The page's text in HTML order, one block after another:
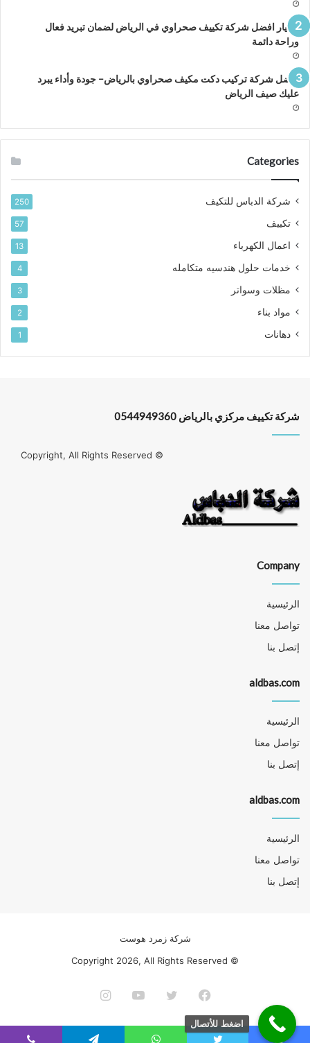
اختيار افضل شركة تكييف صحراوي في الرياض لضمان تبريد فعال
وراحة دائمة
افضل شركة تركيب دكت مكيف صحراوي بالرياض– جودة وأداء يبرد
عليك صيف الرياض
Categories
شركة الدباس للتكيف 250
تكييف 57
اعمال الكهرباء 13
خدمات حلول هندسيه متكامله 4
مظلات وسواتر 3
مواد بناء 2
دهانات 1
شركة تكييف مركزي بالرياض 0544949360
© Copyright, All Rights Reserved
Company
الرئيسية
تواصل معنا
إتصل بنا
aldbas.com
الرئيسية
تواصل معنا
إتصل بنا
aldbas.com
الرئيسية
تواصل معنا
إتصل بنا
شركة زمرد هوست
© Copyright 2026, All Rights Reserved
فيسبوك تويتر يوتيوبانستقرام
اضغط للأتصال